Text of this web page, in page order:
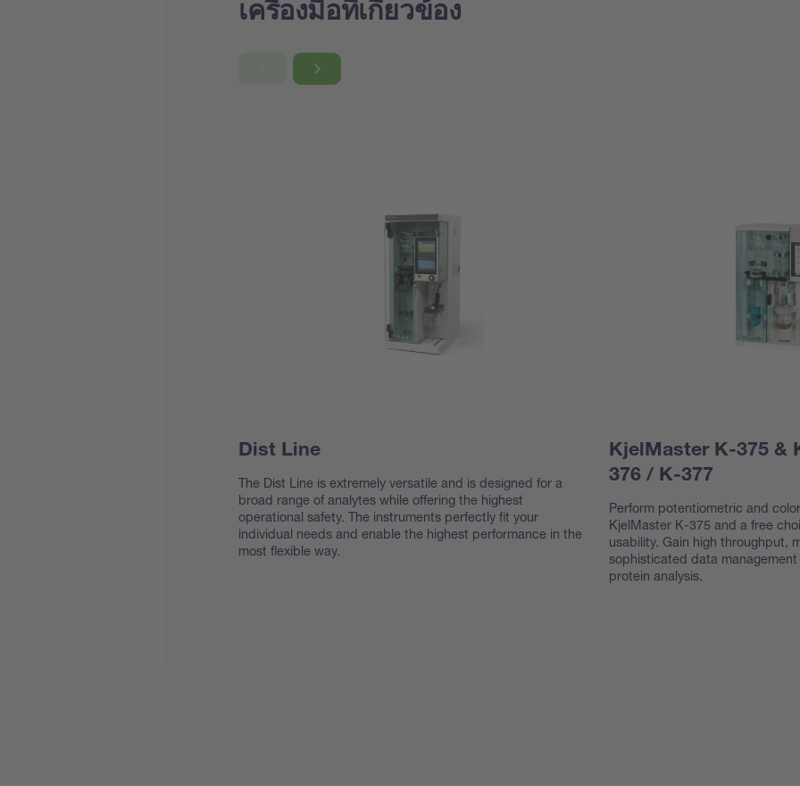
เครื่องมือที่เกี่ยวข้อง
Dist Line
The Dist Line is extremely versatile and is designed for a
broad range of analytes while offering the highest
operational safety. The instruments perfectly fit your
individual needs and enable the highest performance in the
most flexible way.
KjelMaster K-375 &
376 / K-377
Perform potentiometric and
KjelMaster K-375 and a free
usability. Gain high throughput,
sophisticated data
protein analysis.